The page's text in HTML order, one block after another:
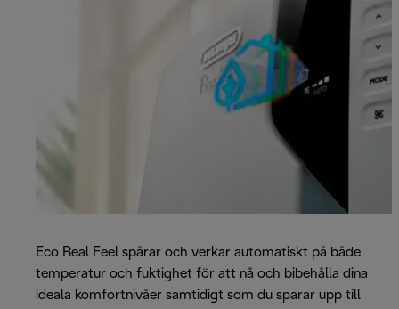
Eco Real Feel spårar och verkar automatiskt på både
temperatur och fuktighet för att nå och bibehålla dina
ideala komfortnivåer samtidigt som du sparar upp till